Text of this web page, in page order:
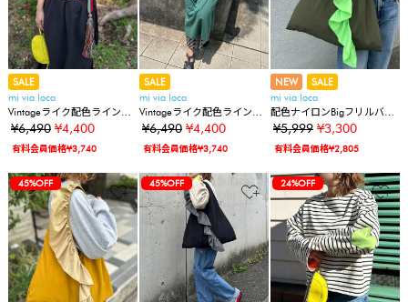
SALE
mi via loca
Vintageライク配色ラインワ
ンピース
¥6,490 ¥4,400
有料会員価格¥3,740
SALE
mi via loca
Vintageライク配色ラインワ
ンピース
¥6,490 ¥4,400
有料会員価格¥3,740
NEW
SALE
mi via loca
配色ナイロンBigフリルバッ
グ
¥5,999 ¥3,300
有料会員価格¥2,805
45%OFF 45%OFF 24%OFF